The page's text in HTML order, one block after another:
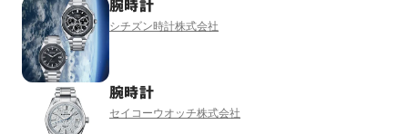
腕時計
シチズン時計株式会社
腕時計
セイコーウオッチ株式会社